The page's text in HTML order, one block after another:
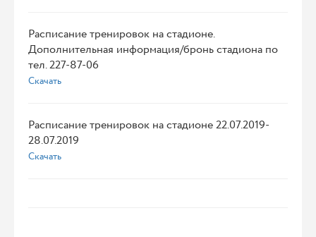
Расписание тренировок на стадионе.
Дополнительная информация/бронь стадиона по
тел. 227-87-06
Скачать
Расписание тренировок на стадионе 22.07.2019-
28.07.2019
Скачать